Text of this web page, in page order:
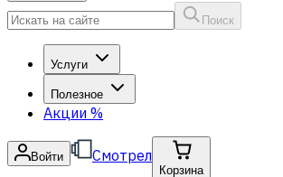
Поиск
Услуги
Полезное
Акции %
Войти Смотрел
Корзина